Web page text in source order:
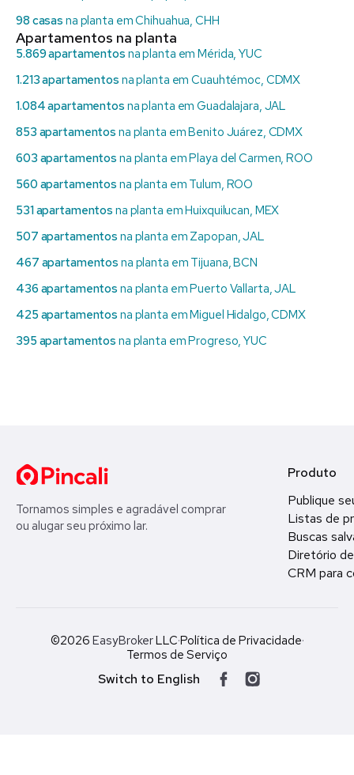
98 casas na planta em Chihuahua, CHH
Apartamentos na planta
5.869 apartamentos na planta em Mérida, YUC
1.213 apartamentos na planta em Cuauhtémoc, CDMX
1.084 apartamentos na planta em Guadalajara, JAL
853 apartamentos na planta em Benito Juárez, CDMX
603 apartamentos na planta em Playa del Carmen, ROO
560 apartamentos na planta em Tulum, ROO
531 apartamentos na planta em Huixquilucan, MEX
507 apartamentos na planta em Zapopan, JAL
467 apartamentos na planta em Tijuana, BCN
436 apartamentos na planta em Puerto Vallarta, JAL
425 apartamentos na planta em Miguel Hidalgo, CDMX
395 apartamentos na planta em Progreso, YUC
Tornamos simples e agradável comprar
ou alugar seu próximo lar.
Produto
Publique
Listas de
Buscas
Diretório
CRM para
©2026 EasyBrokerLLC·Política de Privacidade·
Termos de Serviço
Switch to English